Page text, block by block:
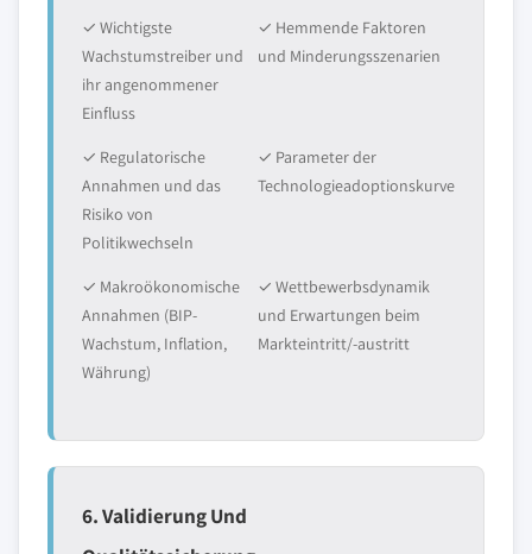
✓ Wichtigste
Wachstumstreiber und
ihr angenommener
Einfluss
✓ Hemmende Faktoren
und Minderungsszenarien
✓ Regulatorische
Annahmen und das
Risiko von
Politikwechseln
✓ Parameter der
Technologieadoptionskurve
✓ Makroökonomische
Annahmen (BIP-
Wachstum, Inflation,
Währung)
✓ Wettbewerbsdynamik
und Erwartungen beim
Markteintritt/-austritt
6. Validierung Und